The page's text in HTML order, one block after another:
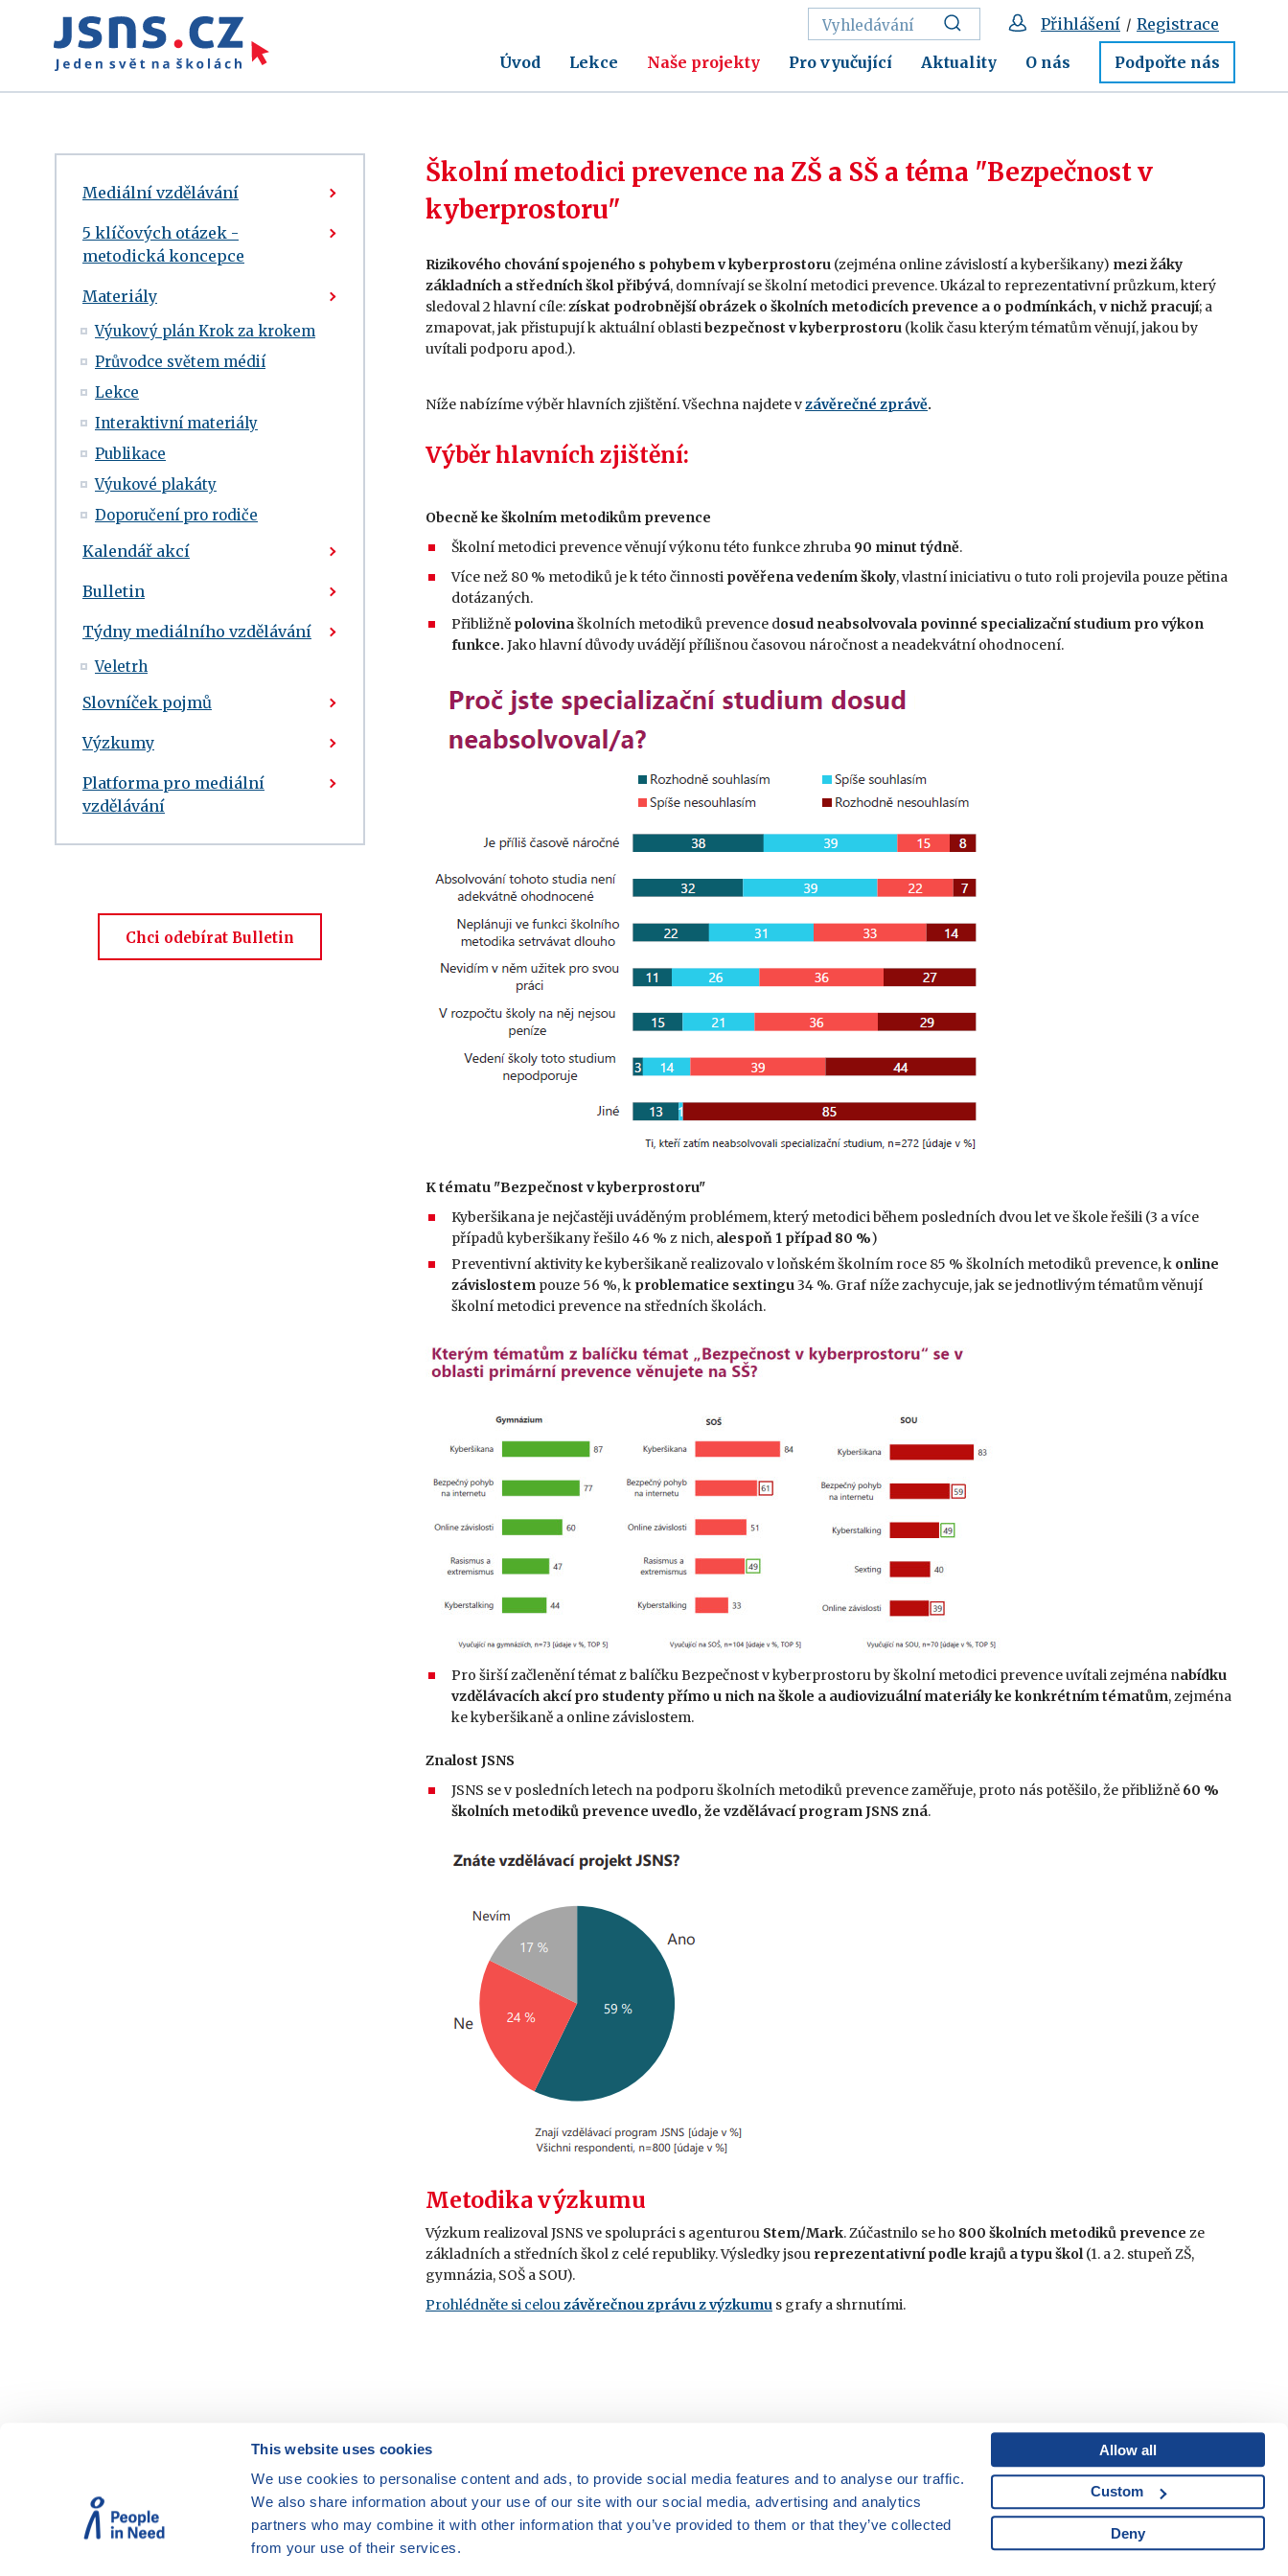
This website uses cookies
We use cookies to personalise content and ads, to provide social media features and to analyse our traffic.
We also share information about your use of our site with our social media, advertising and analytics
partners who may combine it with other information that you’ve provided to them or that they’ve collected
from your use of their services.
Allow all
Custom
Deny
Úvod Lekce Naše projekty Pro vyučující Aktuality O nás Podpořte nás
Přihlášení / Registrace
Mediální vzdělávání
5 klíčových otázek -
metodická koncepce
Materiály
Výukový plán Krok za krokem
Průvodce světem médií
Lekce
Interaktivní materiály
Publikace
Výukové plakáty
Doporučení pro rodiče
Kalendář akcí
Bulletin
Týdny mediálního vzdělávání
Veletrh
Slovníček pojmů
Výzkumy
Platforma pro mediální
vzdělávání
Školní metodici prevence na ZŠ a SŠ a téma "Bezpečnost v
kyberprostoru"
Rizikového chování spojeného s pohybem v kyberprostoru (zejména online závislostí a kyberšikany) mezi žáky
základních a středních škol přibývá, domnívají se školní metodici prevence. Ukázal to reprezentativní průzkum, který
sledoval 2 hlavní cíle:získat podrobnější obrázek o školních metodicích prevence a o podmínkách, v nichž pracují; a
zmapovat, jak přistupují k aktuální oblastibezpečnost v kyberprostoru (kolik času kterým tématům věnují, jakou by
uvítali podporu apod.).
Níže nabízíme výběr hlavních zjištění. Všechna najdete vzávěrečné zprávě.
Výběr hlavních zjištění:
Obecně ke školním metodikům prevence
Školní metodici prevence věnují výkonu této funkce zhruba 90 minut týdně.
Více než 80 % metodiků je k této činnosti pověřena vedením školy, vlastní iniciativu o tuto roli projevila pouze pětina
dotázaných.
Přibližně polovinaškolních metodiků prevence dosud neabsolvovala povinné specializační studium pro výkon
funkce. Jako hlavní důvody uvádějí přílišnou časovou náročnost a neadekvátní ohodnocení.
K tématu "Bezpečnost v kyberprostoru"
Kyberšikana je nejčastěji uváděným problémem, který metodici během posledních dvou let ve škole řešili (3 a více
případů kyberšikany řešilo 46 % z nich, alespoň 1 případ 80 %)
Preventivní aktivity ke kyberšikaně realizovalo v loňském školním roce 85 % školních metodiků prevence, k online
závislostem pouze 56 %, k problematice sextingu34 %. Graf níže zachycuje, jak se jednotlivým tématům věnují
školní metodici prevence na středních školách.
Pro širší začlenění témat z balíčku Bezpečnost v kyberprostoru by školní metodici prevence uvítali zejména nabídku
vzdělávacích akcí pro studenty přímo u nich na škole a audiovizuální materiály ke konkrétním tématům, zejména
ke kyberšikaně a online závislostem.
Znalost JSNS
JSNS se v posledních letech na podporu školních metodiků prevence zaměřuje, proto nás potěšilo, že přibližně 60 %
školních metodiků prevence uvedlo, že vzdělávací program JSNS zná.
Metodika výzkumu
Výzkum realizoval JSNS ve spolupráci s agenturou Stem/Mark. Zúčastnilo se ho 800 školních metodiků prevence ze
základních a středních škol z celé republiky. Výsledky jsou reprezentativní podle krajů a typu škol(1. a 2. stupeň ZŠ,
gymnázia, SOŠ a SOU).
Prohlédněte si celouzávěrečnou zprávu z výzkumu s grafy a shrnutími.
Chci odebírat Bulletin
© Vzdělávací program JSNS
Člověk v tísni, o. p. s.
Máte dotazy?
Rádi vám pomůžeme.
Kontaktujte nás
FAQ
Odebírejte
Mapa webu
Osobní údaje